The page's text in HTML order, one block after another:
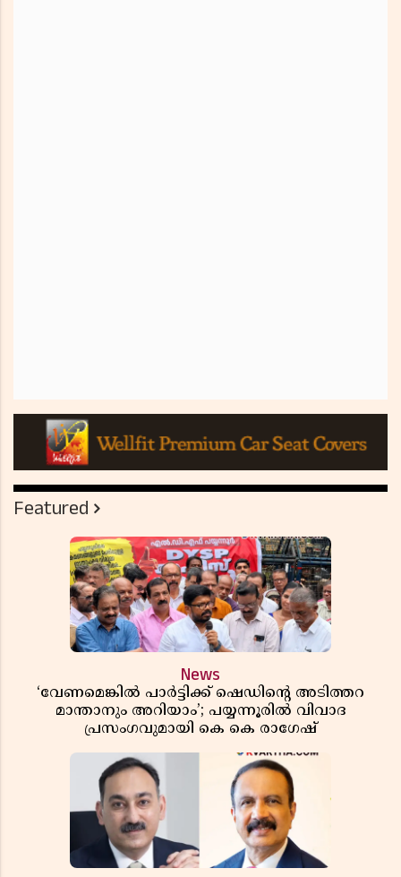
Featured
News
‘വേണമെങ്കിൽ പാർട്ടിക്ക് ഷെഡിൻ്റെ അടിത്തറ
മാന്താനും അറിയാം’; പയ്യന്നൂരിൽ വിവാദ
പ്രസംഗവുമായി കെ കെ രാഗേഷ്